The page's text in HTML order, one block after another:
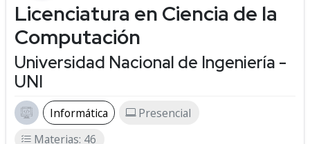
Licenciatura en Ciencia de la
Computación
Universidad Nacional de Ingeniería -
UNI
Informática
Presencial
Materias: 46